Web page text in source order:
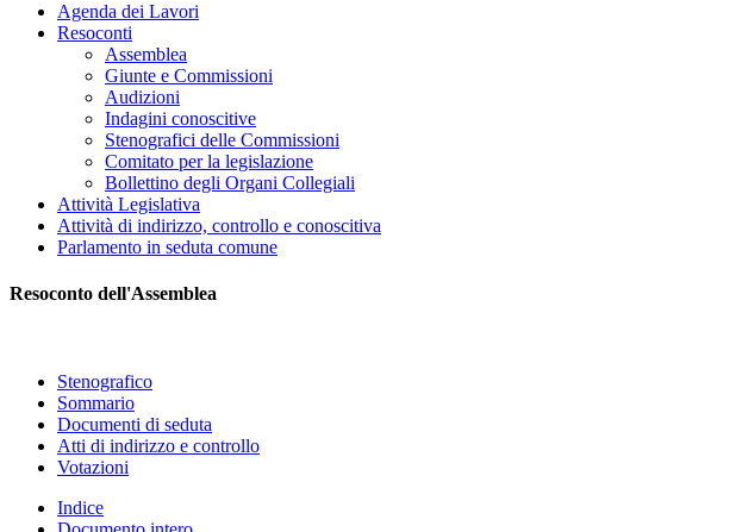
Agenda dei Lavori
Resoconti
Assemblea
Giunte e Commissioni
Audizioni
Indagini conoscitive
Stenografici delle Commissioni
Comitato per la legislazione
Bollettino degli Organi Collegiali
Attività Legislativa
Attività di indirizzo, controllo e conoscitiva
Parlamento in seduta comune
Resoconto dell'Assemblea
Stenografico
Sommario
Documenti di seduta
Atti di indirizzo e controllo
Votazioni
Indice